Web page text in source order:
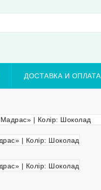
ДОСТАВКА И ОПЛАТА